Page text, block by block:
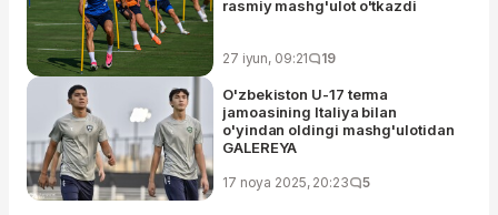
rasmiy mashg'ulot o'tkazdi
27 iyun, 09:21 19
O'zbekiston U-17 terma
jamoasining Italiya bilan
o'yindan oldingi mashg'ulotidan
GALEREYA
17 noya 2025, 20:23 5